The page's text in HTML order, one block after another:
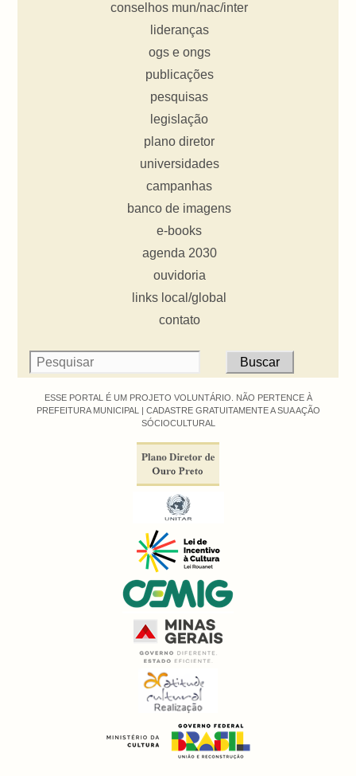
conselhos mun/nac/inter
lideranças
ogs e ongs
publicações
pesquisas
legislação
plano diretor
universidades
campanhas
banco de imagens
e-books
agenda 2030
ouvidoria
links local/global
contato
ESSE PORTAL É UM PROJETO VOLUNTÁRIO. NÃO PERTENCE À
PREFEITURA MUNICIPAL | CADASTRE GRATUITAMENTE A SUA AÇÃO
SÓCIOCULTURAL